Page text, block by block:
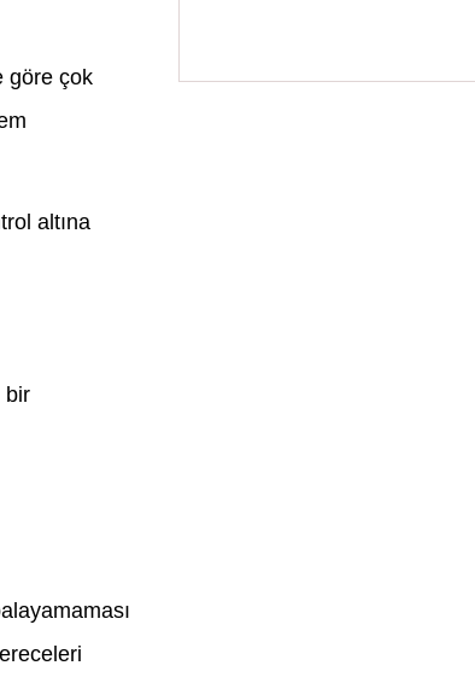
göre çok
altına
bir